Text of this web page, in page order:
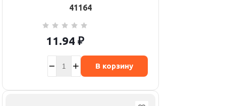
41164
11.94 ₽
В корзину